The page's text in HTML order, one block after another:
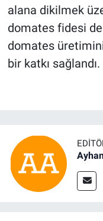
alana dikilmek
domates fidesi
domates
bir katkı sağlandı.